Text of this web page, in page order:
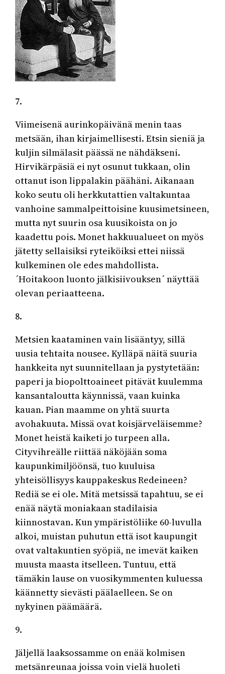
7.
Viimeisenä aurinkopäivänä menin taas
metsään, ihan kirjaimellisesti. Etsin sieniä ja
kuljin silmälasit päässä ne nähdäkseni.
Hirvikärpäsiä ei nyt osunut tukkaan, olin
ottanut ison lippalakin päähäni. Aikanaan
koko seutu oli herkkutattien valtakuntaa
vanhoine sammalpeittoisine kuusimetsineen,
mutta nyt suurin osa kuusikoista on jo
kaadettu pois. Monet hakkuualueet on myös
jätetty sellaisiksi ryteiköiksi ettei niissä
kulkeminen ole edes mahdollista.
´Hoitakoon luonto jälkisiivouksen´ näyttää
olevan periaatteena.
8.
Metsien kaataminen vain lisääntyy, sillä
uusia tehtaita nousee. Kylläpä näitä suuria
hankkeita nyt suunnitellaan ja pystytetään:
paperi ja biopolttoaineet pitävät kuulemma
kansantaloutta käynnissä, vaan kuinka
kauan. Pian maamme on yhtä suurta
avohakuuta. Missä ovat koisjärveläisemme?
Monet heistä kaiketi jo turpeen alla.
Cityvihreälle riittää näköjään soma
kaupunkimiljöönsä, tuo kuuluisa
yhteisöllisyys kauppakeskus Redeineen?
Rediä se ei ole. Mitä metsissä tapahtuu, se ei
enää näytä moniakaan stadilaisia
kiinnostavan. Kun ympäristöliike 60-luvulla
alkoi, muistan puhutun että isot kaupungit
ovat valtakuntien syöpiä, ne imevät kaiken
muusta maasta itselleen. Tuntuu, että
tämäkin lause on vuosikymmenten kuluessa
käännetty sievästi päälaelleen. Se on
nykyinen päämäärä.
9.
Jäljellä laaksossamme on enää kolmisen
metsänreunaa joissa voin vielä huoleti